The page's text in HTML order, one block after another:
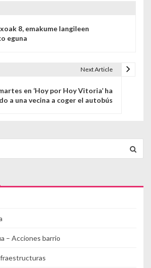
8, emakume langileen
eguna
Next Article
en ‘Hoy por Hoy Vitoria’ ha
a una vecina a coger el autobús
– Acciones barrio